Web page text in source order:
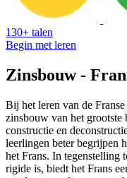
130+ talen
Begin met leren
Zinsbouw -
Bij het leren van de
zinsbouw van het
constructie en
leerlingen beter begrijpen
het Frans. In tegenstelling
rigide is, biedt het Frans